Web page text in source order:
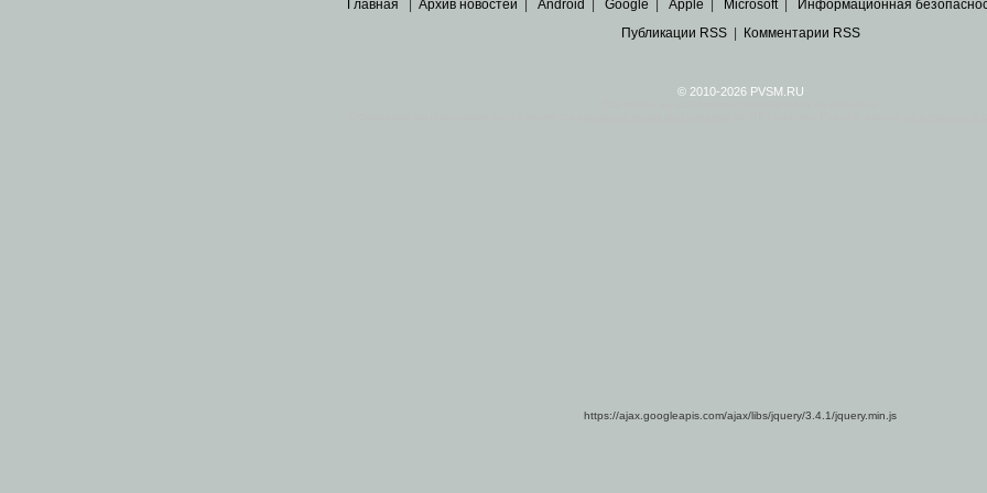
Главная Архив новостей Android Google Apple Microsoft| Информационная
Публикации RSS| Комментарии RSS
© 2010-2026 PVSM.RU
https://ajax.googleapis.com/ajax/libs/jquery/3.4.1/jquery.min.js